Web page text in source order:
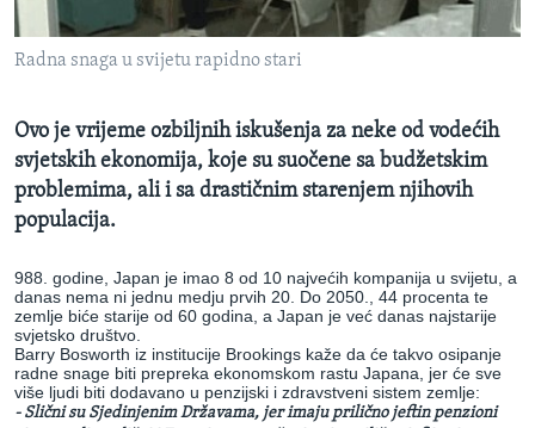
MAGAZIN
O GLASU AMERIKE
Learning English
PRATITE NAS
Jezici
Radna snaga u svijetu rapidno stari
Ovo je vrijeme ozbiljnih iskušenja za neke od vodećih
svjetskih ekonomija, koje su suočene sa budžetskim
problemima, ali i sa drastičnim starenjem njihovih
populacija.
988. godine, Japan je imao 8 od 10 najvećih kompanija u svijetu, a
danas nema ni jednu medju prvih 20. Do 2050., 44 procenta te
zemlje biće starije od 60 godina, a Japan je već danas najstarije
svjetsko društvo.
Barry Bosworth iz institucije Brookings kaže da će takvo osipanje
radne snage biti prepreka ekonomskom rastu Japana, jer će sve
više ljudi biti dodavano u penzijski i zdravstveni sistem zemlje:
- Slični su Sjedinjenim Državama, jer imaju prilično jeftin penzioni